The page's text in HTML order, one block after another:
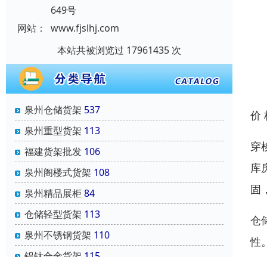
649号
网站：
www.fjslhj.com
本站共被浏览过 17961435 次
泉州仓储货架 537
泉州重型货架 113
福建货架批发 106
泉州阁楼式货架 108
泉州精品展柜84
仓储轻型货架 113
泉州不锈钢货架 110
价
穿
库
固
仓
性